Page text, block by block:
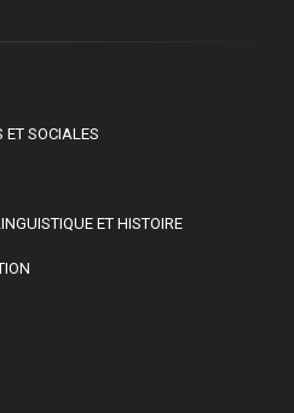
ET SOCIALES
ET HISTOIRE